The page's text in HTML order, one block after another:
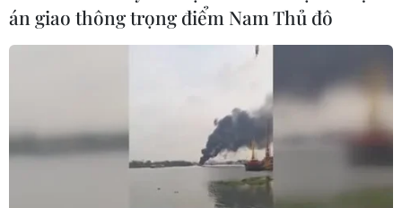
06/08/2026 09:00
06/08/2026 08:19
Đắk Lắk: Điều tra, khắc phục sự cố
án giao thông trọng điểm Nam Thủ đô